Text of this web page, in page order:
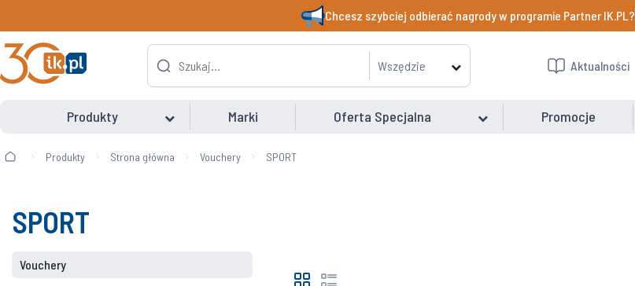
Chcesz szybciej odbierać nagrody w programie Partner IK.PL?
Wszędzie Aktualności
Produkty Marki Oferta Specjalna Promocje
Produkty Strona główna Vouchery SPORT
SPORT
Vouchery